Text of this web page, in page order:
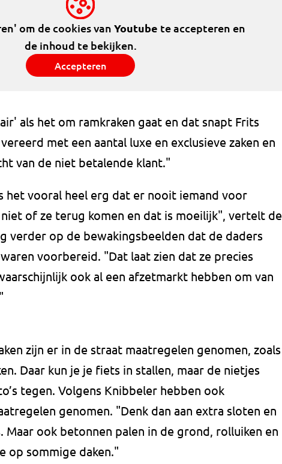
om de cookies van Youtube te accepteren en
de inhoud te bekijken.
Accepteren
als het om ramkraken gaat en dat snapt Frits
met een aantal luxe en exclusieve zaken en
van de niet betalende klant."
het vooral heel erg dat er nooit iemand voor
of ze terug komen en dat is moeilijk", vertelt de
verder op de bewakingsbeelden dat de daders
voorbereid. "Dat laat zien dat ze precies
ook al een afzetmarkt hebben om van
zijn er in de straat maatregelen genomen, zoals
Daar kun je je fiets in stallen, maar de nietjes
tegen. Volgens Knibbeler hebben ook
genomen. "Denk dan aan extra sloten en
Maar ook betonnen palen in de grond, rolluiken en
op sommige daken."